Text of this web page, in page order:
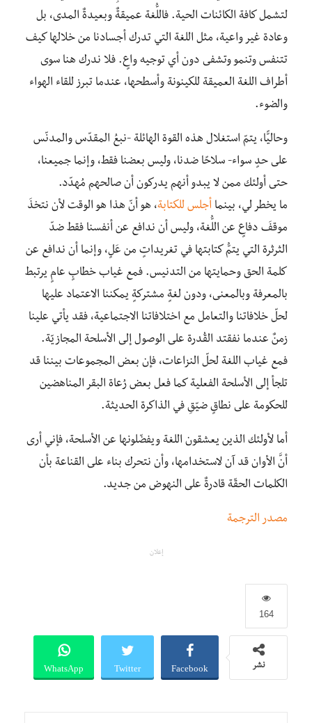
لتشمل كافة الكائنات الحية. فاللُّغة عميقةٌ وبعيدةٌ المدى، بل
وعادة غير واعية، مثل اللغة التي تدرك أجسادنا من خلالها كيف
تتنفس وتنمو وتشفى دون أي توجيه واعٍ. فلا ندرك هنا سوى
أطراف اللغة العميقة للكينونة وأسطحها، عندما تبرز للقاء الهواء
والضوء.
وحاليًّا، يتمّ استغلال هذه القوة الهائلة -نبعُ المقدّس والمدنّس
على حدٍ سواء- سلاحًا ضدنا، وليس بعضنا فقط، وإنما جميعنا،
حتى أولئك ممن لا يبدو أنهم يدركون أن صالحهم مُهدّد.
ما يخطر لي، بينما أجلس للكتابة، هو أنّ هذا هو الوقت لأن نتخذَ
موقفَ دفاعٍ عن اللُّغة، وليس أن ندافع عن أنفسنا فقط ضدّ
الثرثرة التي يتمُّ كتابتها في تغريداتٍ من عَلٍ، وإنما أن ندافع عن
كلمة الحق وحمايتها من التدنيس. فمع غياب خطابٍ عامٍ يرتبط
بالمعرفة وبالمعنى، ودون لغةٍ مشتركةٍ يمكننا الاعتماد عليها
لحلّ خلافاتنا والتعامل مع اختلافاتنا الاجتماعية، فقد يأتي علينا
زمنٌ عندما نفقتد القُدرة على الوصول إلى الأسلحة المجازيّة.
فمع غياب اللغة لحلّ النزاعات، فإن بعض المجموعات بيننا قد
تلجأ إلى الأسلحة الفعلية كما فعل بعض رُعاة البقر المناهضين
للحكومة على نطاقٍ ضيّقِ في الذاكرة الحديثة.
أما لأولئك الذين يعشقون اللغة ويفضّلونها عن الأسلحة، فإني أرى
أنَّ الأوان قد آن لاستخدامها، وأن نتحرك بناء على القناعة بأن
الكلمات الحقّة قادرةٌ على النهوض من جديد.
مصدر الترجمة
إعلان
164
نشر Facebook
Twitter
WhatsApp